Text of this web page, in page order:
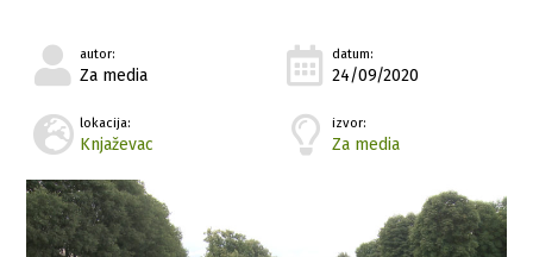
autor:
Za media
datum:
24/09/2020
lokacija:
Knjaževac
izvor:
Za media